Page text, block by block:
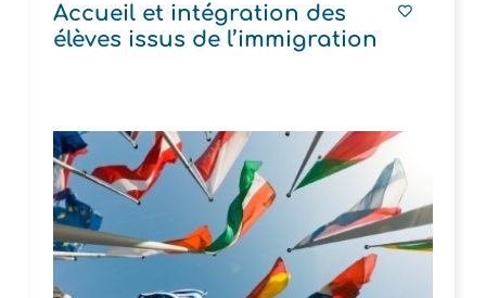
Accueil et intégration des
élèves issus de l’immigration